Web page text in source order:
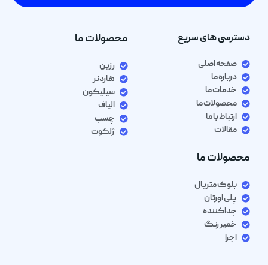
دسترسی های سریع
صفحه اصلی
درباره ما
خدمات ما
محصولات ما
ارتباط با ما
مقالات
محصولات ما
رزین
هاردنر
سیلیکون
الیاف
چسب
ژلکوت
محصولات ما
بلوک متریال
پلی اورتان
جداکننده
خمیر رنگ
اجرا